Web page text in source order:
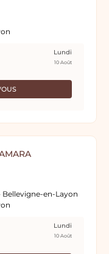
Lundi
10 Août
Bellevigne-en-Layon
Lundi
10 Août